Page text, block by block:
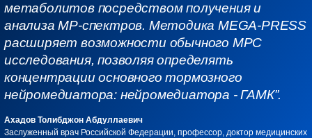
метаболитов посредством получения и
анализа МР-спектров. Методика MEGA-PRESS
расширяет возможности обычного МРС
исследования, позволяя определять
концентрации основного тормозного
нейромедиатора: нейромедиатора - ГАМК”.
Ахадов Толибджон Абдуллаевич
Заслуженный врач Российской Федерации, профессор, доктор медицинских